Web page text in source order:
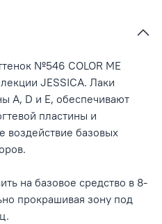
№546 COLOR ME
JESSICA. Лаки
A, D и E, обеспечивают
пластины и
воздействие базовых
на базовое средство в 8-
прокрашивая зону под